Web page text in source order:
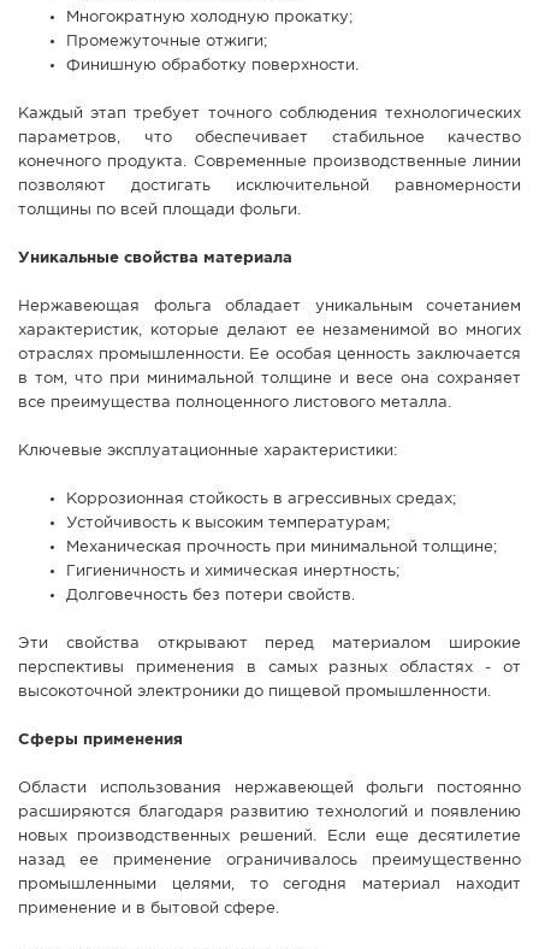
Многократную холодную прокатку;
Промежуточные отжиги;
Финишную обработку поверхности.
Каждый этап требует точного соблюдения технологических
параметров, что обеспечивает стабильное качество
конечного продукта. Современные производственные линии
позволяют достигать исключительной равномерности
толщины по всей площади фольги.
Уникальные свойства материала
Нержавеющая фольга обладает уникальным сочетанием
характеристик, которые делают ее незаменимой во многих
отраслях промышленности. Ее особая ценность заключается
в том, что при минимальной толщине и весе она сохраняет
все преимущества полноценного листового металла.
Ключевые эксплуатационные характеристики:
Коррозионная стойкость в агрессивных средах;
Устойчивость к высоким температурам;
Механическая прочность при минимальной толщине;
Гигиеничность и химическая инертность;
Долговечность без потери свойств.
Эти свойства открывают перед материалом широкие
перспективы применения в самых разных областях - от
высокоточной электроники до пищевой промышленности.
Сферы применения
Области использования нержавеющей фольги постоянно
расширяются благодаря развитию технологий и появлению
новых производственных решений. Если еще десятилетие
назад ее применение ограничивалось преимущественно
промышленными целями, то сегодня материал находит
применение и в бытовой сфере.